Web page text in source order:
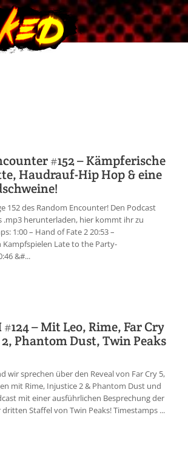
#152 – Kämpferische
Haudrauf-Hip Hop & eine
152 des Random Encounter! Den Podcast
.mp3 herunterladen, hier kommt ihr zu
1:00 – Hand of Fate 2 20:53 –
Kampfspielen Late to the Party-
&#...
– Mit Leo, Rime, Far Cry
Phantom Dust, Twin Peaks
wir sprechen über den Reveal von Far Cry 5,
mit Rime, Injustice 2 & Phantom Dust und
mit einer ausführlichen Besprechung der
Staffel von Twin Peaks! Timestamps ...